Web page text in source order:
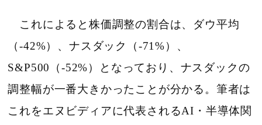
これによると株価調整の割合は、ダウ平均
（-42%）、ナスダック（-71%）、
S&P500（-52%）となっており、ナスダックの
調整幅が一番大きかったことが分かる。筆者は
これをエヌビディアに代表されるAI・半導体関